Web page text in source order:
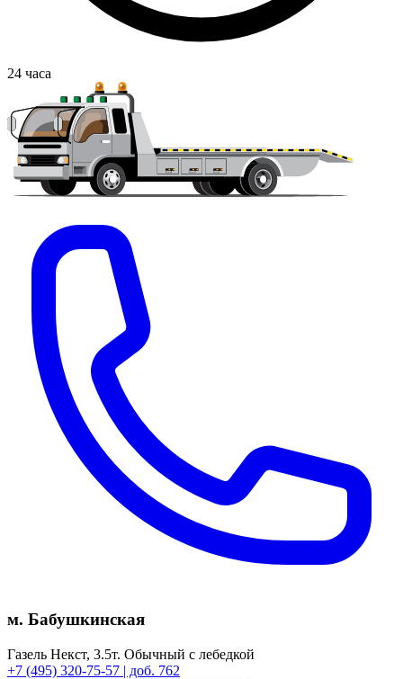
24 часа
м. Бабушкинская
Газель Некст, 3.5т. Обычный с лебедкой
+7 (495) 320-75-57 | доб. 762